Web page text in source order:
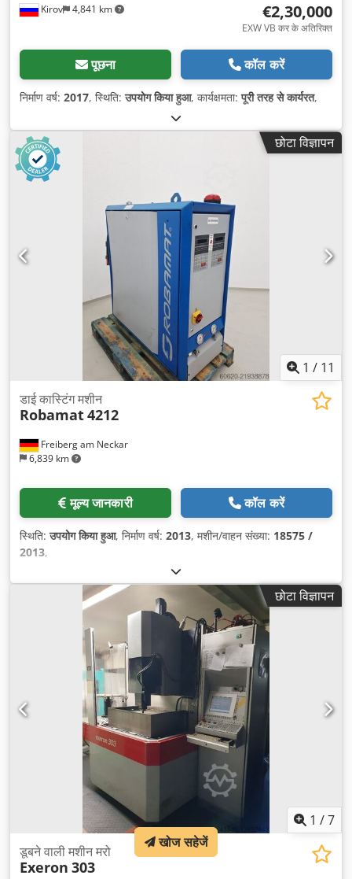
Kirov 4,841 km €2,30,000
EXW VB कर के अतिरिक्त
पूछना कॉल करें
निर्माण वर्ष: 2017, स्थिति:उपयोग किया हुआ, कार्यक्षमता:पूरी तरह से कार्यरत,
छोटा विज्ञापन
1 / 11
Freiberg am Neckar
6,839 km
डाई कास्टिंग मशीन
Robamat4212
मूल्य जानकारी कॉल करें
स्थिति:उपयोग किया हुआ, निर्माण वर्ष: 2013, मशीन/वाहन संख्या: 18575 /
2013,
छोटा विज्ञापन
1 /7
डूबने वाली मशीन मरो
Exeron 303
खोज सहेजें